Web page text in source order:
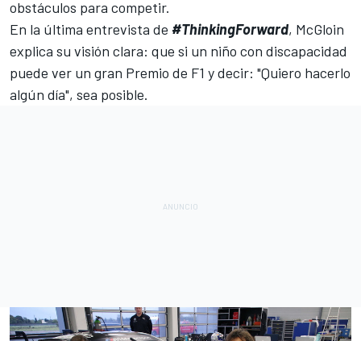
obstáculos para competir.
En la última entrevista de #ThinkingForward, McGloin
explica su visión clara: que si un niño con discapacidad
puede ver un gran Premio de F1 y decir: "Quiero hacerlo
algún día", sea posible.